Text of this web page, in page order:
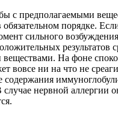
с предполагаемыми
обязательном порядке.
сильного
результатов
веществами. На фоне
вовсе ни на что не
содержания
случае нервной аллергии